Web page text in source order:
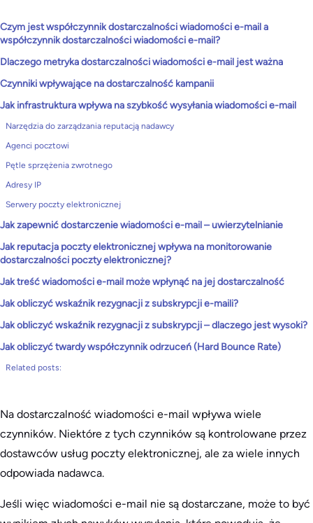
Czym jest współczynnik dostarczalności wiadomości e-mail a
współczynnik dostarczalności wiadomości e-mail?
Dlaczego metryka dostarczalności wiadomości e-mail jest ważna
Czynniki wpływające na dostarczalność kampanii
Jak infrastruktura wpływa na szybkość wysyłania wiadomości e-mail
Narzędzia do zarządzania reputacją nadawcy
Agenci pocztowi
Pętle sprzężenia zwrotnego
Adresy IP
Serwery poczty elektronicznej
Jak zapewnić dostarczenie wiadomości e-mail – uwierzytelnianie
Jak reputacja poczty elektronicznej wpływa na monitorowanie
dostarczalności poczty elektronicznej?
Jak treść wiadomości e-mail może wpłynąć na jej dostarczalność
Jak obliczyć wskaźnik rezygnacji z subskrypcji e-maili?
Jak obliczyć wskaźnik rezygnacji z subskrypcji – dlaczego jest wysoki?
Jak obliczyć twardy współczynnik odrzuceń (Hard Bounce Rate)
Related posts:
Na dostarczalność wiadomości e-mail wpływa wiele
czynników. Niektóre z tych czynników są kontrolowane przez
dostawców usług poczty elektronicznej, ale za wiele innych
odpowiada nadawca.
Jeśli więc wiadomości e-mail nie są dostarczane, może to być